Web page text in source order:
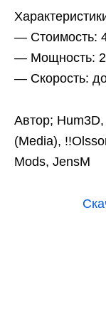
— Стоимость:
— Мощность:
— Скорость:
Автор;
(Media),
Mods, JensM